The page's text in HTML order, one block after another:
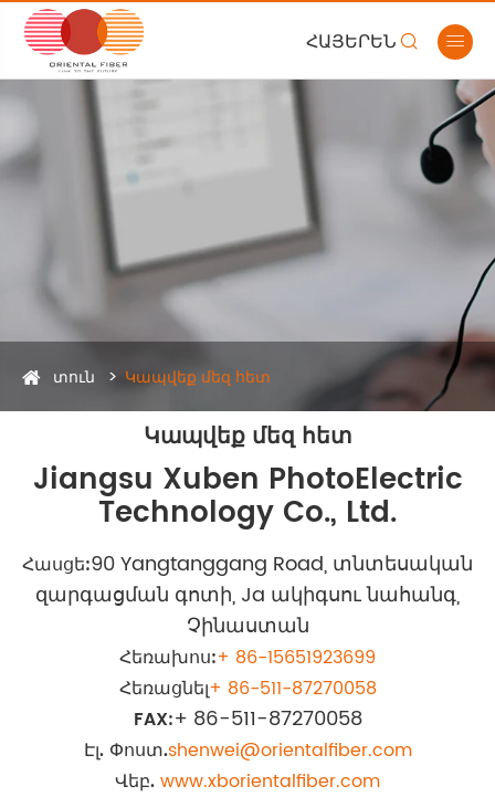
ՀԱՅԵՐԵՆ 
տուն Կապվեք մեզ հետ
Կապվեք մեզ հետ
Jiangsu Xuben PhotoElectric
Technology Co., Ltd.
Հասցե:90 Yangtanggang Road, տնտեսական
զարգացման գոտի, Ja ակիգսու նահանգ,
Չինաստան
Հեռախոս:+ 86-15651923699
Հեռացնել+ 86-511-87270058
FAX:+ 86-511-87270058
Էլ. Փոստ.shenwei@orientalfiber.com
Վեբ.www.xborientalfiber.com